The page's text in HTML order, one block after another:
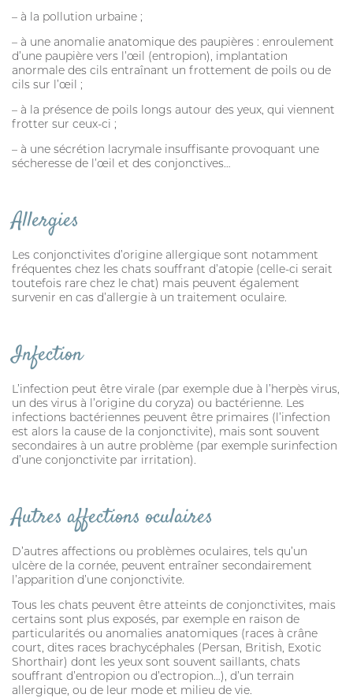
CROCHET TIRE-TIQUE
VERMIFUGE
ARTICULATION
ANTIPARASITAIRE EXTERNE
PURGE
HYGIÈNE DU PELAGE
ALLAITEMENT
SOIN BUCCO-DENTAIRE
STRESS ET COMPORTEMENT
HABITAT
SOLUTION ALTERNATIVE
SOLUTION ALTERNATIVE
ANTIPARASITAIRE EXTERNE
PURGE
– à la pollution urbaine ;
– à une anomalie anatomique des paupières : enroulement
d’une paupière vers l’œil (entropion), implantation
anormale des cils entraînant un frottement de poils ou de
cils sur l’œil ;
– à la présence de poils longs autour des yeux, qui viennent
frotter sur ceux-ci ;
– à une sécrétion lacrymale insuffisante provoquant une
sécheresse de l’œil et des conjonctives…
Allergies
Les conjonctivites d’origine allergique sont notamment
fréquentes chez les chats souffrant d’atopie (celle-ci serait
toutefois rare chez le chat) mais peuvent également
survenir en cas d’allergie à un traitement oculaire.
Infection
L’infection peut être virale (par exemple due à l’herpès virus,
un des virus à l’origine du coryza) ou bactérienne. Les
infections bactériennes peuvent être primaires (l’infection
est alors la cause de la conjonctivite), mais sont souvent
secondaires à un autre problème (par exemple surinfection
d’une conjonctivite par irritation).
Autres affections oculaires
D’autres affections ou problèmes oculaires, tels qu’un
ulcère de la cornée, peuvent entraîner secondairement
l’apparition d’une conjonctivite.
Tous les chats peuvent être atteints de conjonctivites, mais
certains sont plus exposés, par exemple en raison de
particularités ou anomalies anatomiques (races à crâne
court, dites races brachycéphales (Persan, British, Exotic
Shorthair) dont les yeux sont souvent saillants, chats
souffrant d’entropion ou d’ectropion…), d’un terrain
allergique, ou de leur mode et milieu de vie.